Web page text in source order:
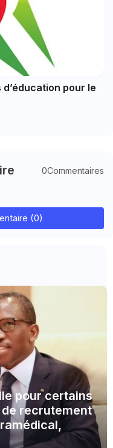
pour le
0Commentaires
(0)
pour certains
recrutement